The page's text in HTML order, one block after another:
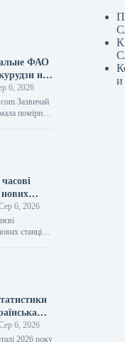
ФАО
на
6, 2026
Зазвичай
помірний
цьому…
в
6, 2026
станцій
кварталі.
6, 2026
2026 року
и